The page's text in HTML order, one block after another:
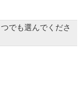
でも選んでくださ